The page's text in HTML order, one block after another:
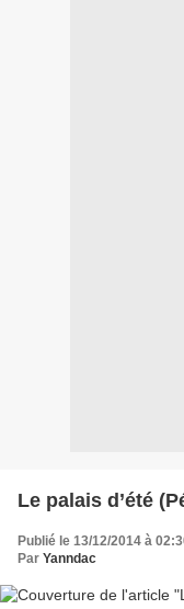
Le palais d’été
Publié le 13/12/2014 à
Par Yanndac